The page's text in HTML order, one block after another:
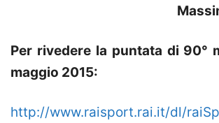
Per rivedere la puntata di 90°
maggio 2015:
http://www.raisport.rai.it/dl/